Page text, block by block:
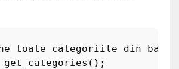
toate categoriile din baza
get_categories ();